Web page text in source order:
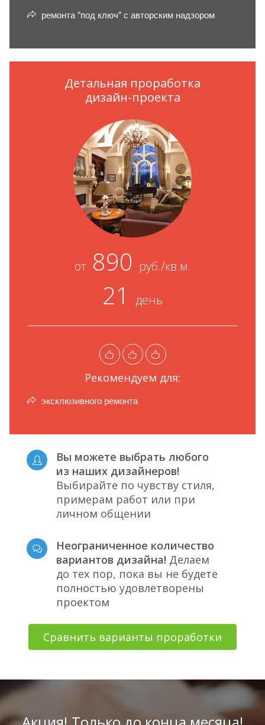
ремонта "под ключ" с авторским надзором
Детальная проработка
дизайн-проекта
от 890 руб./кв.м.
21 день
Рекомендуем для:
эксклюзивного ремонта
Вы можете выбрать любого
из наших дизайнеров!
Выбирайте по чувству стиля,
примерам работ или при
личном общении
Неограниченное количество
вариантов дизайна! Делаем
до тех пор, пока вы не будете
полностью удовлетворены
проектом
Сравнить варианты проработки